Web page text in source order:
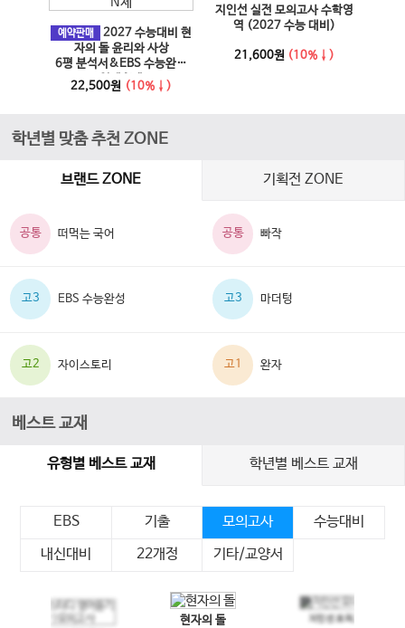
예약판매
2027 수능대비 현
자의 돌 윤리와 사상
6평 분석서&EBS 수능완성
연계 N제
22,500원 (10%↓)
지인선 실전 모의고사 수학영
역 (2027 수능 대비)
21,600원 (10%↓)
이전 슬라이드 다음 슬라이드
학년별 맞춤 추천 ZONE
브랜드 ZONE 기획전 ZONE
공통 떠먹는 국어 공통 빠작
고3 EBS 수능완성 고3 마더텅
고2 자이스토리 고1 완자
베스트 교재
유형별 베스트 교재 학년별 베스트 교재
EBS 기출 모의고사
수능대비
내신대비
22개정 기타/교양서
현자의 돌 지인선 모의고사